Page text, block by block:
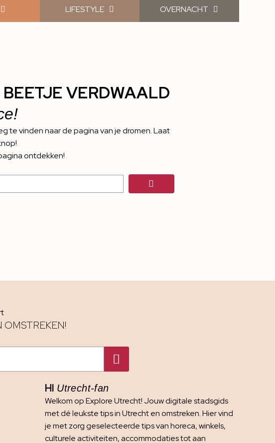
LIFESTYLE OVERNACHT
VERDWAALD
te vinden naar de pagina van je dromen. Laat
ontdekken!
OMSTREKEN!
HI Utrecht-fan
Welkom op Explore Utrecht! Jouw digitale stadsgids
met dé leukste tips in Utrecht en omstreken. Hier vind
je met zorg geselecteerde tips van horeca, winkels,
culturele activiteiten, accommodaties tot aan